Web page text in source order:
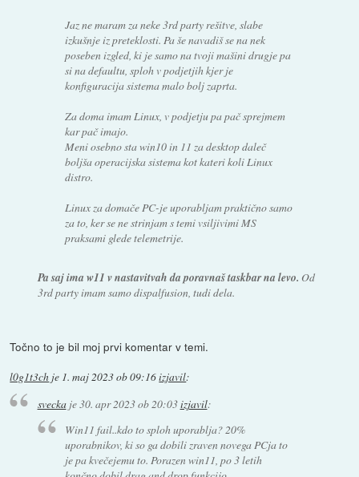
Jaz ne maram za neke 3rd party rešitve, slabe
izkušnje iz preteklosti. Pa še navadiš se na nek
poseben izgled, ki je samo na tvoji mašini drugje pa
si na defaultu, sploh v podjetjih kjer je
konfiguracija sistema malo bolj zaprta.
Za doma imam Linux, v podjetju pa pač sprejmem
kar pač imajo.
Meni osebno sta win10 in 11 za desktop daleč
boljša operacijska sistema kot kateri koli Linux
distro.
Linux za domače PC-je uporabljam praktično samo
za to, ker se ne strinjam s temi vsiljivimi MS
praksami glede telemetrije.
Pa saj ima w11 v nastavitvah da poravnaš taskbar na levo. Od
3rd party imam samo dispalfusion, tudi dela.
Točno to je bil moj prvi komentar v temi.
l0g1t3ch je 1. maj 2023 ob 09:16izjavil:
sveckaje30. apr 2023 ob 20:03izjavil:
Win11 fail..kdo to sploh uporablja? 20%
uporabnikov, ki so ga dobili zraven novega PCja to
je pa kvečejemu to. Porazen win11, po 3 letih